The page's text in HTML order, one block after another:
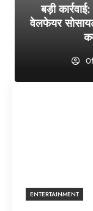
बड़ी
वेलफेयर
ENTERTAINMENT